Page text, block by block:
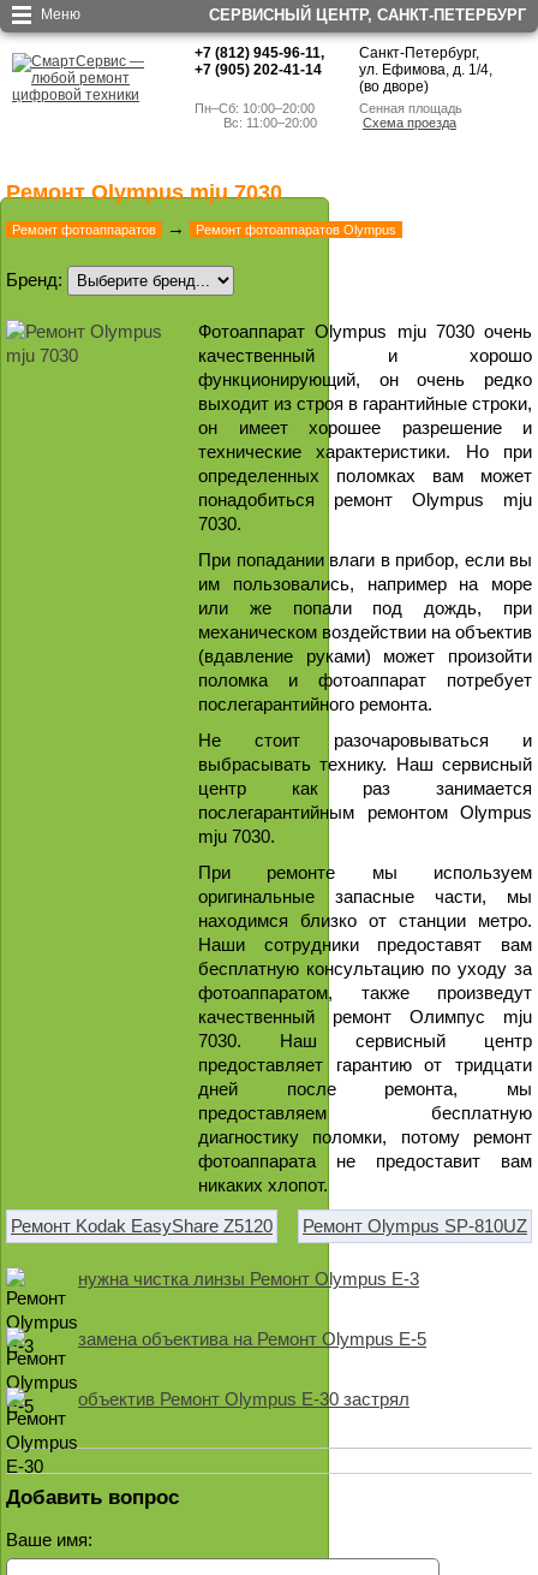
СЕРВИСНЫЙ ЦЕНТР, CАНКТ-ПЕТЕРБУРГ
+7 (812) 945-96-11,
+7 (905) 202-41-14
Санкт-Петербург,
ул. Ефимова, д. 1/4,
(во дворе)
Пн–Сб: 10:00–20:00
Вс: 11:00–20:00
Сенная площадь
Схема проезда
Меню
Ремонт Olympus mju 7030
Ремонт фотоаппаратов → Ремонт фотоаппаратов Olympus
Бренд:
Фотоаппарат Olympus mju 7030 очень
качественный и хорошо
функционирующий, он очень редко
выходит из строя в гарантийные строки,
он имеет хорошее разрешение и
технические характеристики. Но при
определенных поломках вам может
понадобиться ремонт Olympus mju
7030.
При попадании влаги в прибор, если вы
им пользовались, например на море
или же попали под дождь, при
механическом воздействии на объектив
(вдавление руками) может произойти
поломка и фотоаппарат потребует
послегарантийного ремонта.
Не стоит разочаровываться и
выбрасывать технику. Наш сервисный
центр как раз занимается
послегарантийным ремонтом Olympus
mju 7030.
При ремонте мы используем
оригинальные запасные части, мы
находимся близко от станции метро.
Наши сотрудники предоставят вам
бесплатную консультацию по уходу за
фотоаппаратом, также произведут
качественный ремонт Олимпус mju
7030. Наш сервисный центр
предоставляет гарантию от тридцати
дней после ремонта, мы
предоставляем бесплатную
диагностику поломки, потому ремонт
фотоаппарата не предоставит вам
никаких хлопот.
Ремонт Kodak EasyShare Z5120
Ремонт Olympus SP-810UZ
нужна чистка линзы Ремонт Olympus E-3
замена объектива на Ремонт Olympus E-5
объектив Ремонт Olympus E-30 застрял
Добавить вопрос
Ваше имя: